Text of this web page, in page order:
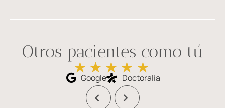
Otros pacientes como tú
Google Doctoralia